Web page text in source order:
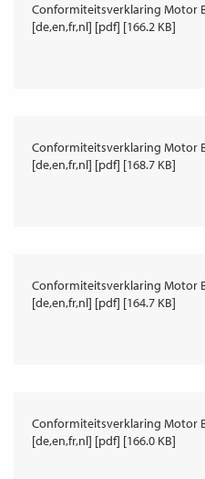
Conformiteitsverklaring Motor
[de,en,fr,nl] [pdf] [166.2 KB]
Conformiteitsverklaring Motor
[de,en,fr,nl] [pdf] [168.7 KB]
Conformiteitsverklaring Motor
[de,en,fr,nl] [pdf] [164.7 KB]
Conformiteitsverklaring Motor
[de,en,fr,nl] [pdf] [166.0 KB]